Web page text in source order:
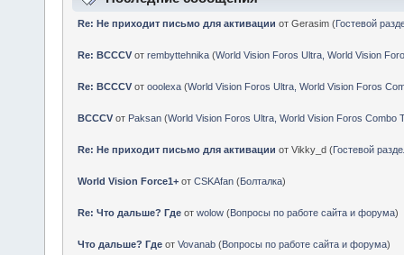
Последние сообщения
Re: Не приходит письмо для активацииот Gerasim (Гостевой
Re: BCCCV от rembyttehnika( World Vision Foros Ultra, World Vision
Re: BCCCVотooolexa(World Vision Foros Ultra, World Vision Foros
BCCCVотPaksan (World Vision Foros Ultra, World Vision Foros Combo
Re: Не приходит письмо для активацииот Vikky_d (
World Vision Force1+от CSKAfan(Болталка)
Re: Что дальше? Гдеотwolow(Вопросы по работе сайта и форума